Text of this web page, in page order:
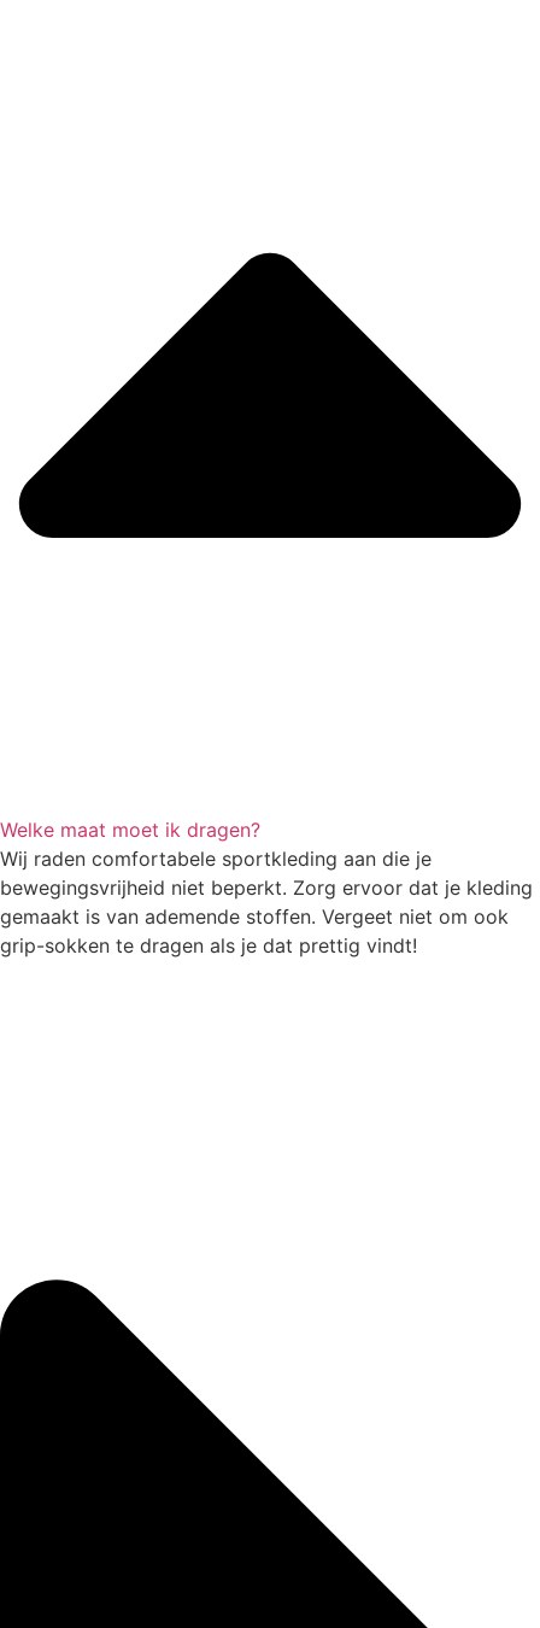
Welke maat moet ik dragen?
Wij raden comfortabele sportkleding aan die je
bewegingsvrijheid niet beperkt. Zorg ervoor dat je kleding
gemaakt is van ademende stoffen. Vergeet niet om ook
grip-sokken te dragen als je dat prettig vindt!